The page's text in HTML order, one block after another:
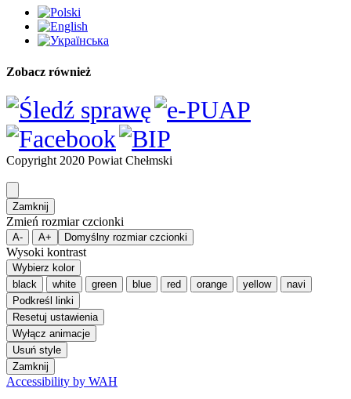
Zobacz również
Copyright 2020 Powiat Chełmski
Zamknij
Zmień rozmiar czcionki
A- A+ Domyślny rozmiar czcionki
Wysoki kontrast
Wybierz kolor
black
white green blue red orange yellow
navi
Podkreśl linki
Resetuj ustawienia
Wyłącz animacje
Usuń style
Zamknij
Accessibility by WAH